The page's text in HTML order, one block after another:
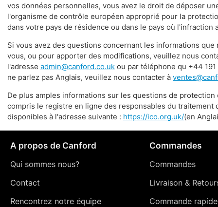
vos données personnelles, vous avez le droit de déposer
l'organisme de contrôle européen approprié pour la
dans votre pays de résidence ou dans le pays où l'infraction
Si vous avez des questions concernant les informations que
vous, ou pour apporter des modifications, veuillez nous
l'adresse admin@canford.co.uk ou par téléphone qu +44 191
ne parlez pas Anglais, veuillez nous contacter à
De plus amples informations sur les questions de protection
compris le registre en ligne des responsables du traitement
disponibles à l'adresse suivante : https://ico.org.uk/(en
A propos de Canford
Qui sommes nous?
Contact
Rencontrez notre équipe
Commandes
Commandes
Livraison&
Commande rapide